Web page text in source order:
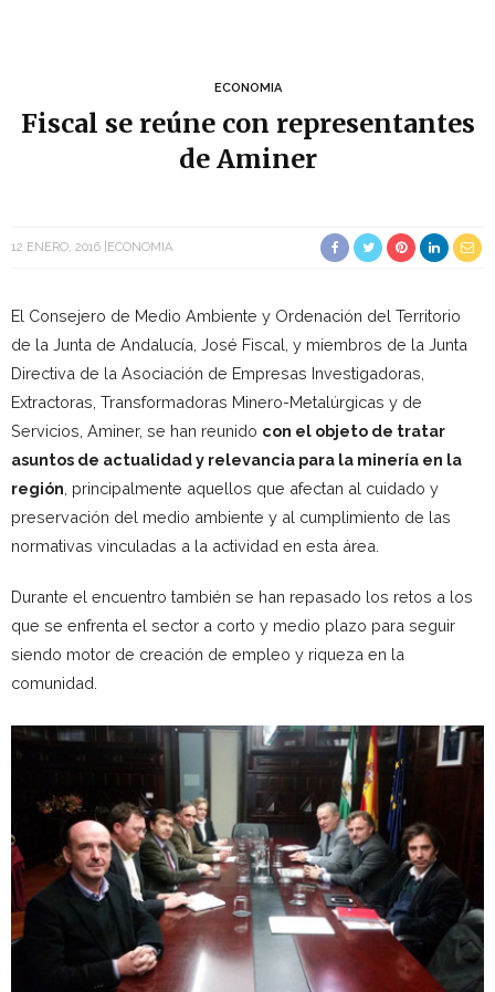
ECONOMIA
Fiscal se reúne con representantes
de Aminer
12 ENERO, 2016 ECONOMIA
El Consejero de Medio Ambiente y Ordenación del Territorio
de la Junta de Andalucía, José Fiscal, y miembros de la Junta
Directiva de la Asociación de Empresas Investigadoras,
Extractoras, Transformadoras Minero-Metalúrgicas y de
Servicios, Aminer, se han reunido con el objeto de tratar
asuntos de actualidad y relevancia para la minería en la
región , principalmente aquellos que afectan al cuidado y
preservación del medio ambiente y al cumplimiento de las
normativas vinculadas a la actividad en esta área.
Durante el encuentro también se han repasado los retos a los
que se enfrenta el sector a corto y medio plazo para seguir
siendo motor de creación de empleo y riqueza en la
comunidad.